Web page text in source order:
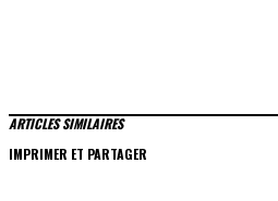
ARTICLES SIMILAIRES
IMPRIMER ET PARTAGER